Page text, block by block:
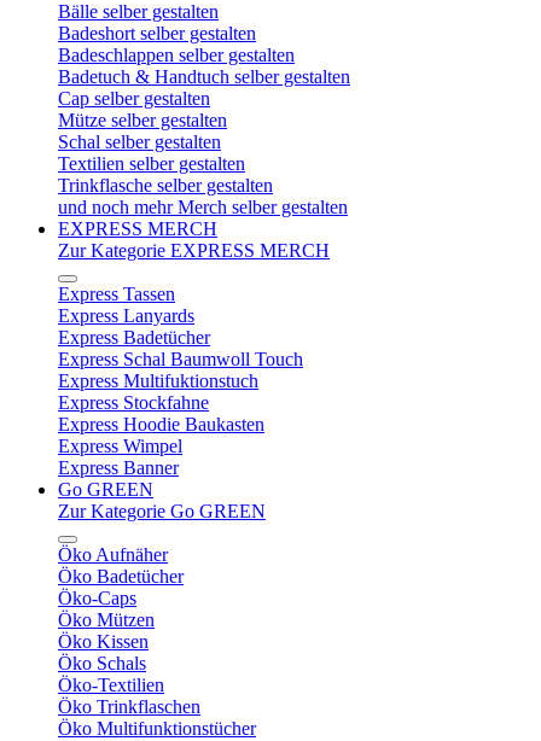
Bälle selber gestalten
Badeshort selber gestalten
Badeschlappen selber gestalten
Badetuch & Handtuch selber gestalten
Cap selber gestalten
Mütze selber gestalten
Schal selber gestalten
Textilien selber gestalten
Trinkflasche selber gestalten
und noch mehr Merch selber gestalten
EXPRESS MERCH
Zur Kategorie EXPRESS MERCH
Express Tassen
Express Lanyards
Express Badetücher
Express Schal Baumwoll Touch
Express Multifuktionstuch
Express Stockfahne
Express Hoodie Baukasten
Express Wimpel
Express Banner
Go GREEN
Zur Kategorie Go GREEN
Öko Aufnäher
Öko Badetücher
Öko-Caps
Öko Mützen
Öko Kissen
Öko Schals
Öko-Textilien
Öko Trinkflaschen
Öko Multifunktionstücher